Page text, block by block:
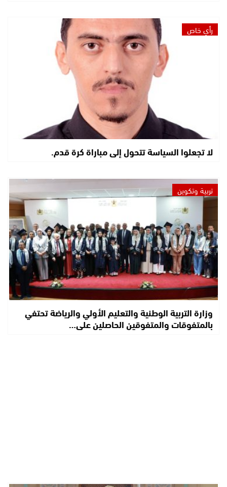
رأي خاص
لا تجعلوا السياسة تتحول إلى مباراة كرة قدم.
تربية وتكوين
وزارة التربية الوطنية والتعليم الأولي والرياضة تحتفي
بالمتفوقات والمتفوقين الحاصلين على…